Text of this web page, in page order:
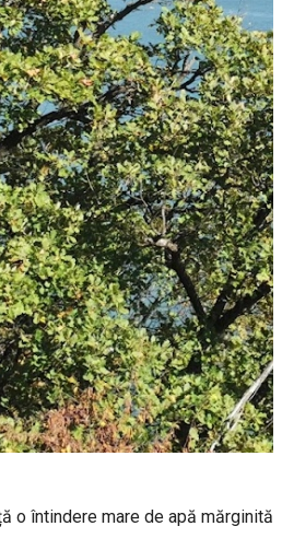
o întindere mare de apă mărginită